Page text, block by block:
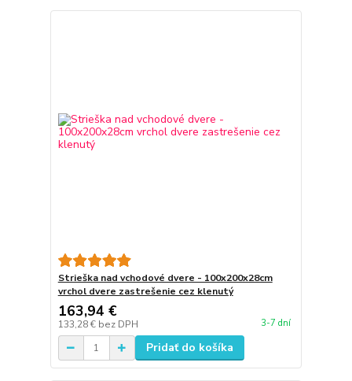
Strieška nad vchodové dvere - 100x200x28cm
vrchol dvere zastrešenie cez klenutý
163,94 €
133,28 € bez DPH 3-7 dní
Pridať do košíka